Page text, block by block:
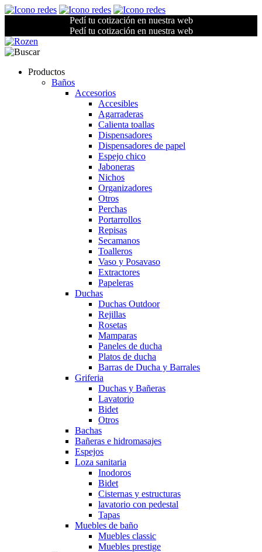
Pedí tu cotización en nuestra web
Pedí tu cotización en nuestra web
Productos
Baños
Accesorios
Accesibles
Agarraderas
Calienta toallas
Dispensadores
Dispensadores de papel
Espejo chico
Jaboneras
Nichos
Organizadores
Otros
Perchas
Portarrollos
Repisas
Secamanos
Toalleros
Vaso y Posavaso
Extractores
Papeleras
Duchas
Duchas Outdoor
Rejillas
Rosetas
Mamparas
Paneles de ducha
Platos de ducha
Barras de Ducha y Barrales
Griferia
Duchas y Bañeras
Lavatorio
Bidet
Otros
Bachas
Bañeras e hidromasajes
Espejos
Loza sanitaria
Inodoros
Bidet
Cisternas y estructuras
lavatorio con pedestal
Tapas
Muebles de baño
Muebles classic
Muebles prestige